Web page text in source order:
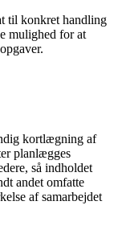
til konkret handling
mulighed for at
kortlægning af
planlægges
så indholdet
andet omfatte
af samarbejdet